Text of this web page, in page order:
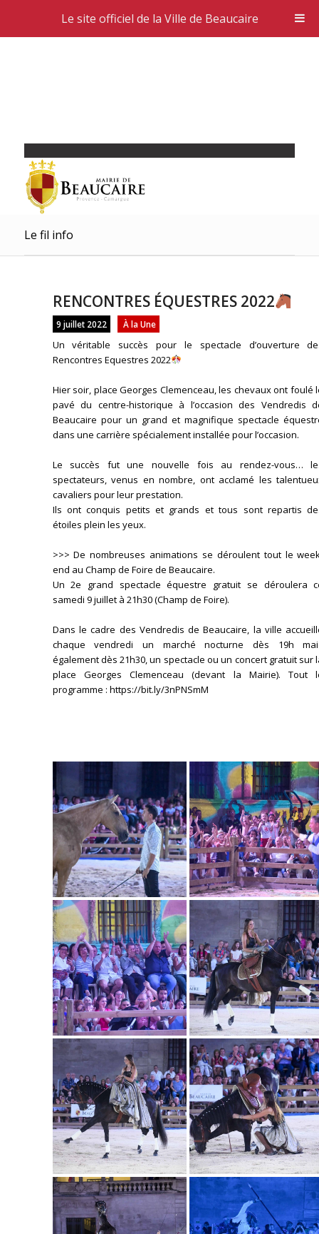
Le fil info
RENCONTRES ÉQUESTRES 2022
9 juillet 2022 À la Une
Un véritable succès pour le spectacle d’ouverture
Rencontres Equestres 2022
Hier soir, place Georges Clemenceau, les chevaux ont foulé
pavé du centre-historique à l’occasion des Vendredis
Beaucaire pour un grand et magnifique spectacle
dans une carrière spécialement installée pour l’occasion.
Le succès fut une nouvelle fois au rendez-vous…
spectateurs, venus en nombre, ont acclamé les
cavaliers pour leur prestation.
Ils ont conquis petits et grands et tous sont repartis
étoiles plein les yeux.
>>> De nombreuses animations se déroulent tout le
end au Champ de Foire de Beaucaire.
Un 2e grand spectacle équestre gratuit se déroulera
samedi 9 juillet à 21h30 (Champ de Foire).
Dans le cadre des Vendredis de Beaucaire, la ville
chaque vendredi un marché nocturne dès 19h
également dès 21h30, un spectacle ou un concert gratuit sur
place Georges Clemenceau (devant la Mairie). Tout
programme : https://bit.ly/3nPNSmM
Le site officiel de la Ville de Beaucaire